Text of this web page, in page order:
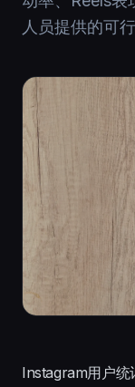
人员提供的可
Instagram用户统